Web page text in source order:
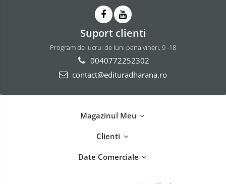
Suport clienti
Program de lucru: de luni pana vineri, 9 -18
0040772252302
contact@edituradharana.ro
Magazinul Meu
Clienti
Date Comerciale